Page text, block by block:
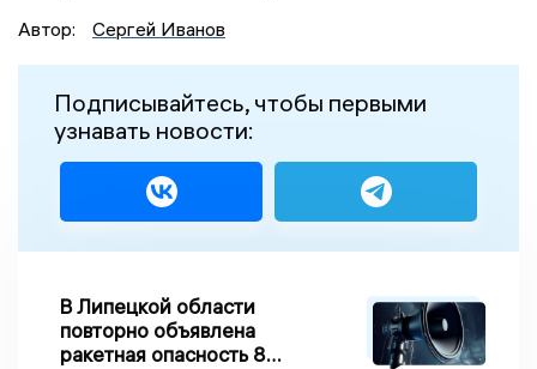
Автор:
Сергей Иванов
Подписывайтесь, чтобы первыми
узнавать новости:
В Липецкой области
повторно объявлена
ракетная опасность 8